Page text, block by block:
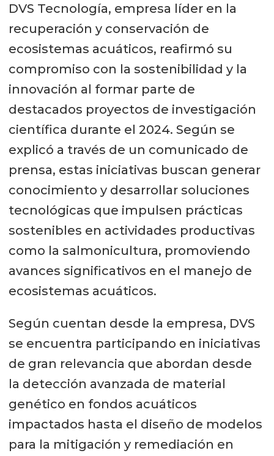
DVS Tecnología, empresa líder en la
recuperación y conservación de
ecosistemas acuáticos, reafirmó su
compromiso con la sostenibilidad y la
innovación al formar parte de
destacados proyectos de investigación
científica durante el 2024. Según se
explicó a través de un comunicado de
prensa, estas iniciativas buscan generar
conocimiento y desarrollar soluciones
tecnológicas que impulsen prácticas
sostenibles en actividades productivas
como la salmonicultura, promoviendo
avances significativos en el manejo de
ecosistemas acuáticos.
Según cuentan desde la empresa, DVS
se encuentra participando en iniciativas
de gran relevancia que abordan desde
la detección avanzada de material
genético en fondos acuáticos
impactados hasta el diseño de modelos
para la mitigación y remediación en